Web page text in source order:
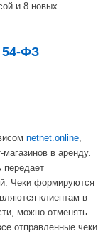
и 8 новых
54-ФЗ
netnet.online,
в аренду.
передает
Чеки формируются
клиентам в
можно отменять
отправленные чеки